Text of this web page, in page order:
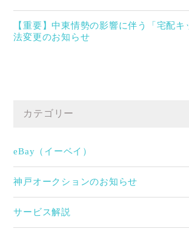
【重要】中東情勢の影響に伴う「宅配
法変更のお知らせ
カテゴリー
eBay（イーベイ）
神戸オークションのお知らせ
サービス解説